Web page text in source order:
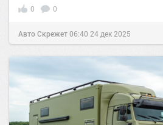
0 0
Авто Скрежет06:40 24 дек 2025